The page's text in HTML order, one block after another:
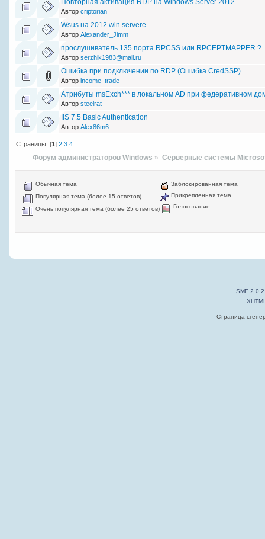
Автор criptorian
Wsus на 2012 win servere
Автор Alexander_Jimm
прослушиватель 135 порта RPCSS или RPCEPTMAPPER ?
Автор serzhik1983@mail.ru
Ошибка при подключении по RDP (Ошибка CredSSP)
Автор income_trade
Атрибуты msExch*** в локальном AD при федеративном
Автор steelrat
IIS 7.5 Basic Authentication
Автор Alex86m6
Страницы: [1]2 3 4
Форум администраторов Windows » Серверные системы
Обычная тема
Популярная тема (более 15 ответов)
Очень популярная тема (более 25 ответов)
Заблокированная тема
Прикрепленная тема
Голосование
SMF 2.0.2
Страница